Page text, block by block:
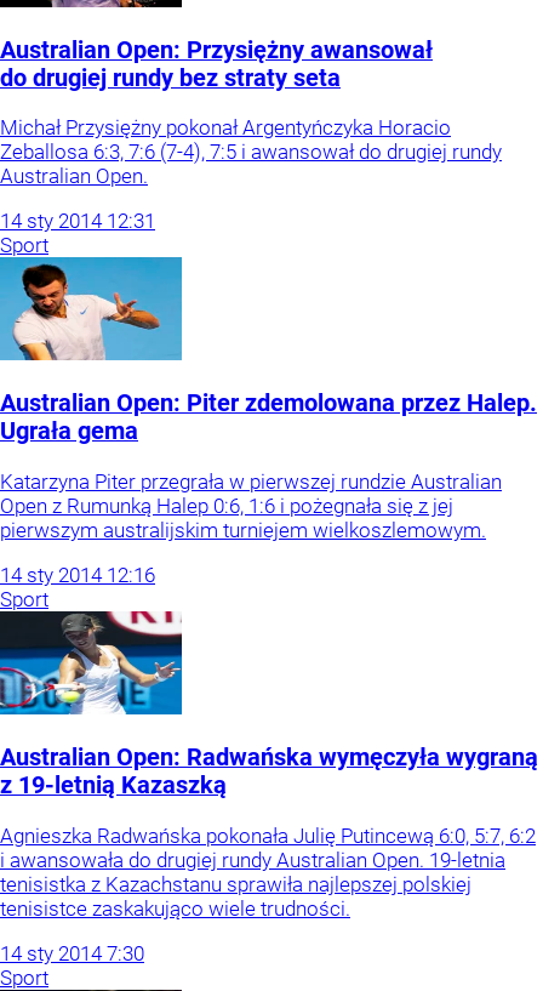
Australian Open: Przysiężny awansował
do drugiej rundy bez straty seta
Michał Przysiężny pokonał Argentyńczyka Horacio
Zeballosa 6:3, 7:6 (7-4), 7:5 i awansował do drugiej rundy
Australian Open.
14 sty 2014 12:31
Sport
Australian Open: Piter zdemolowana przez Halep.
Ugrała gema
Katarzyna Piter przegrała w pierwszej rundzie Australian
Open z Rumunką Halep 0:6, 1:6 i pożegnała się z jej
pierwszym australijskim turniejem wielkoszlemowym.
14 sty 2014 12:16
Sport
Australian Open: Radwańska wymęczyła wygraną
z 19-letnią Kazaszką
Agnieszka Radwańska pokonała Julię Putincewą 6:0, 5:7, 6:2
i awansowała do drugiej rundy Australian Open. 19-letnia
tenisistka z Kazachstanu sprawiła najlepszej polskiej
tenisistce zaskakująco wiele trudności.
14 sty 2014 7:30
Sport